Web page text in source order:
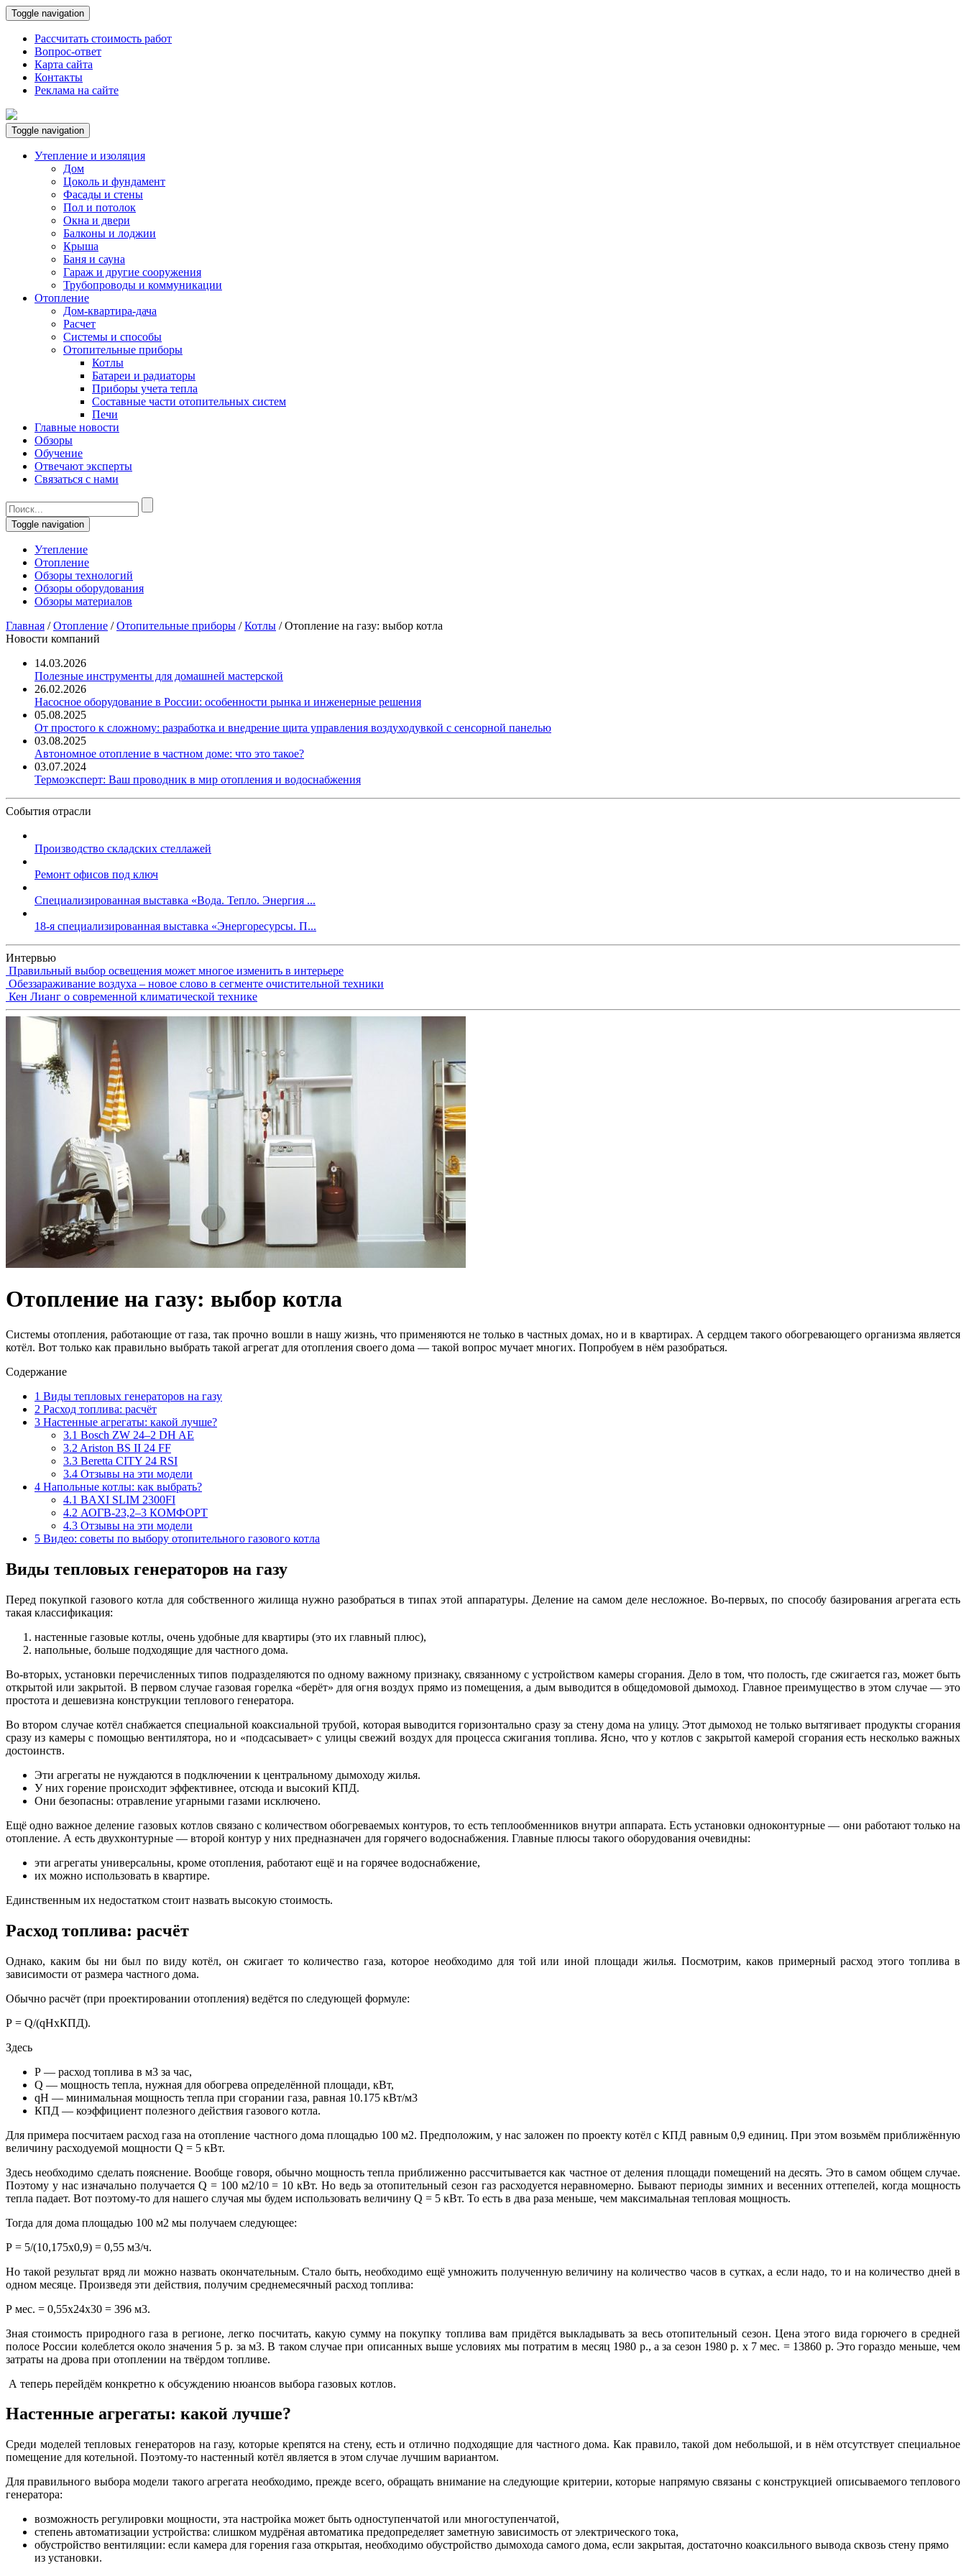
Toggle navigation
Рассчитать стоимость работ
Вопрос-ответ
Карта сайта
Контакты
Реклама на сайте
Toggle navigation
Утепление и изоляция
Дом
Цоколь и фундамент
Фасады и стены
Пол и потолок
Окна и двери
Балконы и лоджии
Крыша
Баня и сауна
Гараж и другие сооружения
Трубопроводы и коммуникации
Отопление
Дом-квартира-дача
Расчет
Системы и способы
Отопительные приборы
Котлы
Батареи и радиаторы
Приборы учета тепла
Составные части отопительных систем
Печи
Главные новости
Обзоры
Обучение
Отвечают эксперты
Связаться с нами
Toggle navigation
Утепление
Отопление
Обзоры технологий
Обзоры оборудования
Обзоры материалов
Главная /Отопление /Отопительные приборы /Котлы /Отопление на газу: выбор котла
Новости компаний
14.03.2026
Полезные инструменты для домашней мастерской
26.02.2026
Насосное оборудование в России: особенности рынка и инженерные решения
05.08.2025
От простого к сложному: разработка и внедрение щита управления воздуходувкой с сенсорной панелью
03.08.2025
Автономное отопление в частном доме: что это такое?
03.07.2024
Термоэксперт: Ваш проводник в мир отопления и водоснабжения
События отрасли
Производство складских стеллажей
Ремонт офисов под ключ
Специализированная выставка «Вода. Тепло. Энергия ...
18-я специализированная выставка «Энергоресурсы. П...
Интервью
Правильный выбор освещения может многое изменить в интерьере
Обеззараживание воздуха – новое слово в сегменте очистительной техники
Кен Лианг о современной климатической технике
Отопление на газу: выбор котла
Системы отопления, работающие от газа, так прочно вошли в нашу жизнь, что применяются не только в частных домах, но и в квартирах. А сердцем такого обогревающего организма является
котёл. Вот только как правильно выбрать такой агрегат для отопления своего дома — такой вопрос мучает многих. Попробуем в нём разобраться.
Содержание
1 Виды тепловых генераторов на газу
2 Расход топлива: расчёт
3 Настенные агрегаты: какой лучше?
3.1 Bosch ZW 24–2 DH AE
3.2 Ariston BS II 24 FF
3.3 Beretta CITY 24 RSI
3.4 Отзывы на эти модели
4 Напольные котлы: как выбрать?
4.1 BAXI SLIM 2300FI
4.2 АОГВ-23,2–3 КОМФОРТ
4.3 Отзывы на эти модели
5 Видео: советы по выбору отопительного газового котла
Виды тепловых генераторов на газу
Перед покупкой газового котла для собственного жилища нужно разобраться в типах этой аппаратуры. Деление на самом деле несложное. Во-первых, по способу базирования агрегата есть
такая классификация:
настенные газовые котлы, очень удобные для квартиры (это их главный плюс),
напольные, больше подходящие для частного дома.
Во-вторых, установки перечисленных типов подразделяются по одному важному признаку, связанному с устройством камеры сгорания. Дело в том, что полость, где сжигается газ, может быть
открытой или закрытой. В первом случае газовая горелка «берёт» для огня воздух прямо из помещения, а дым выводится в общедомовой дымоход. Главное преимущество в этом случае — это
простота и дешевизна конструкции теплового генератора.
Во втором случае котёл снабжается специальной коаксиальной трубой, которая выводится горизонтально сразу за стену дома на улицу. Этот дымоход не только вытягивает продукты сгорания
сразу из камеры с помощью вентилятора, но и «подсасывает» с улицы свежий воздух для процесса сжигания топлива. Ясно, что у котлов с закрытой камерой сгорания есть несколько важных
достоинств.
Эти агрегаты не нуждаются в подключении к центральному дымоходу жилья.
У них горение происходит эффективнее, отсюда и высокий КПД.
Они безопасны: отравление угарными газами исключено.
Ещё одно важное деление газовых котлов связано с количеством обогреваемых контуров, то есть теплообменников внутри аппарата. Есть установки одноконтурные — они работают только на
отопление. А есть двухконтурные — второй контур у них предназначен для горячего водоснабжения. Главные плюсы такого оборудования очевидны:
эти агрегаты универсальны, кроме отопления, работают ещё и на горячее водоснабжение,
их можно использовать в квартире.
Единственным их недостатком стоит назвать высокую стоимость.
Расход топлива: расчёт
Однако, каким бы ни был по виду котёл, он сжигает то количество газа, которое необходимо для той или иной площади жилья. Посмотрим, каков примерный расход этого топлива в
зависимости от размера частного дома.
Обычно расчёт (при проектировании отопления) ведётся по следующей формуле:
Р = Q/(qHхКПД).
Здесь
Р — расход топлива в м3 за час,
Q — мощность тепла, нужная для обогрева определённой площади, кВт,
qH — минимальная мощность тепла при сгорании газа, равная 10.175 кВт/м3
КПД — коэффициент полезного действия газового котла.
Для примера посчитаем расход газа на отопление частного дома площадью 100 м2. Предположим, у нас заложен по проекту котёл с КПД равным 0,9 единиц. При этом возьмём приближённую
величину расходуемой мощности Q = 5 кВт.
Здесь необходимо сделать пояснение. Вообще говоря, обычно мощность тепла приближенно рассчитывается как частное от деления площади помещений на десять. Это в самом общем случае.
Поэтому у нас изначально получается Q = 100 м2/10 = 10 кВт. Но ведь за отопительный сезон газ расходуется неравномерно. Бывают периоды зимних и весенних оттепелей, когда мощность
тепла падает. Вот поэтому-то для нашего случая мы будем использовать величину Q = 5 кВт. То есть в два раза меньше, чем максимальная тепловая мощность.
Тогда для дома площадью 100 м2 мы получаем следующее:
Р = 5/(10,175х0,9) = 0,55 м3/ч.
Но такой результат вряд ли можно назвать окончательным. Стало быть, необходимо ещё умножить полученную величину на количество часов в сутках, а если надо, то и на количество дней в
одном месяце. Произведя эти действия, получим среднемесячный расход топлива:
Р мес. = 0,55х24х30 = 396 м3.
Зная стоимость природного газа в регионе, легко посчитать, какую сумму на покупку топлива вам придётся выкладывать за весь отопительный сезон. Цена этого вида горючего в средней
полосе России колеблется около значения 5 р. за м3. В таком случае при описанных выше условиях мы потратим в месяц 1980 р., а за сезон 1980 р. х 7 мес. = 13860 р. Это гораздо меньше, чем
затраты на дрова при отоплении на твёрдом топливе.
А теперь перейдём конкретно к обсуждению нюансов выбора газовых котлов.
Настенные агрегаты: какой лучше?
Среди моделей тепловых генераторов на газу, которые крепятся на стену, есть и отлично подходящие для частного дома. Как правило, такой дом небольшой, и в нём отсутствует специальное
помещение для котельной. Поэтому-то настенный котёл является в этом случае лучшим вариантом.
Для правильного выбора модели такого агрегата необходимо, прежде всего, обращать внимание на следующие критерии, которые напрямую связаны с конструкцией описываемого теплового
генератора:
возможность регулировки мощности, эта настройка может быть одноступенчатой или многоступенчатой,
степень автоматизации устройства: слишком мудрёная автоматика предопределяет заметную зависимость от электрического тока,
обустройство вентиляции: если камера для горения газа открытая, необходимо обустройство дымохода самого дома, если закрытая, достаточно коаксильного вывода сквозь стену прямо
из установки.